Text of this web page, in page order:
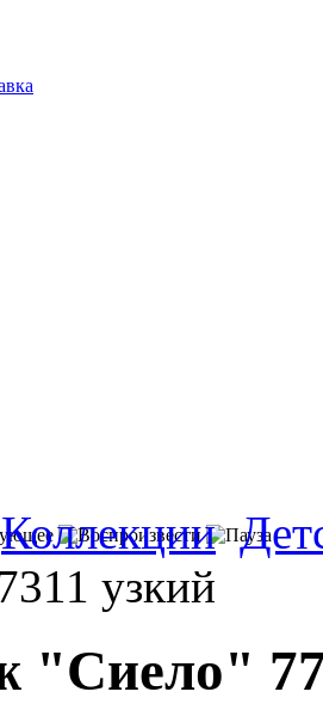
Коллекции
узкий
"Сиело"